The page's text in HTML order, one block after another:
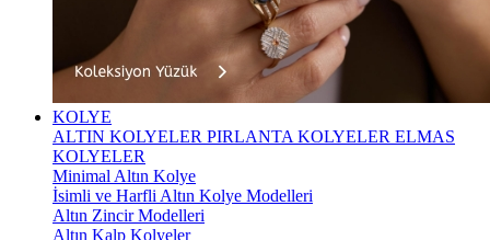
KOLYE
ALTIN KOLYELER PIRLANTA KOLYELER ELMAS
KOLYELER
Minimal Altın Kolye
İsimli ve Harfli Altın Kolye Modelleri
Altın Zincir Modelleri
Altın Kalp Kolyeler